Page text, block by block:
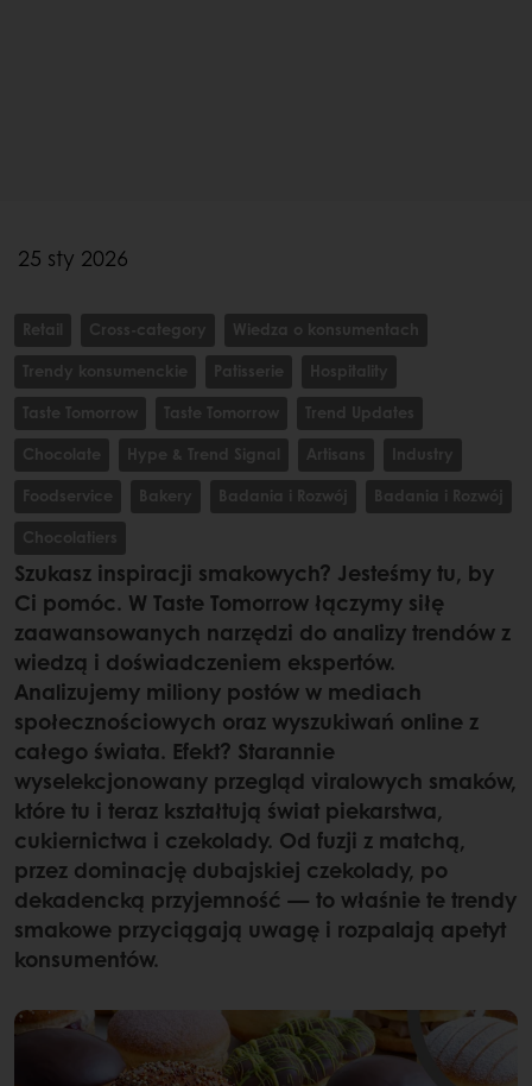
25 sty 2026
Retail Cross-category
Wiedza o konsumentach
Trendy konsumenckie
Patisserie
Hospitality
Taste Tomorrow
Taste Tomorrow
Trend Updates
Chocolate
Hype & Trend Signal Artisans
Industry
Foodservice
Bakery Badania i Rozwój
Badania i Rozwój
Chocolatiers
Szukasz inspiracji smakowych? Jesteśmy tu, by
Ci pomóc. W Taste Tomorrow łączymy siłę
zaawansowanych narzędzi do analizy trendów z
wiedzą i doświadczeniem ekspertów.
Analizujemy miliony postów w mediach
społecznościowych oraz wyszukiwań online z
całego świata. Efekt? Starannie
wyselekcjonowany przegląd viralowych smaków,
które tu i teraz kształtują świat piekarstwa,
cukiernictwa i czekolady. Od fuzji z matchą,
przez dominację dubajskiej czekolady, po
dekadencką przyjemność — to właśnie te trendy
smakowe przyciągają uwagę i rozpalają apetyt
konsumentów.